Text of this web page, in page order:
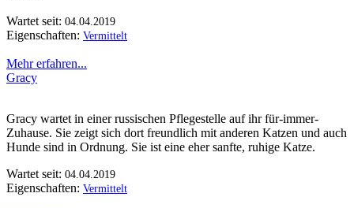
Wartet seit: 04.04.2019
Eigenschaften: Vermittelt
Mehr erfahren...
Gracy
Gracy wartet in einer russischen Pflegestelle auf ihr für-immer-
Zuhause. Sie zeigt sich dort freundlich mit anderen Katzen und auch
Hunde sind in Ordnung. Sie ist eine eher sanfte, ruhige Katze.
Wartet seit: 04.04.2019
Eigenschaften: Vermittelt